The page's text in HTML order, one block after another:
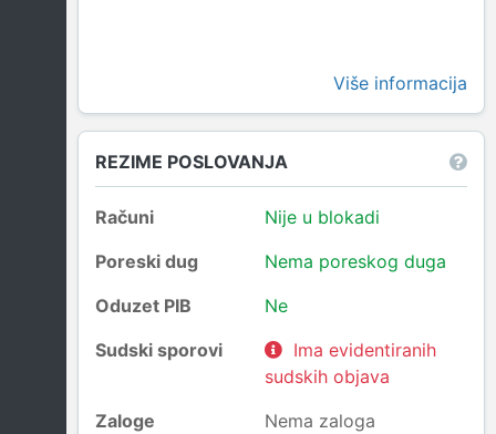
Više informacija
REZIME POSLOVANJA
Računi
Nije u blokadi
Poreski dug
Nema poreskog duga
Oduzet PIB
Ne
Sudski sporovi
Ima evidentiranih
sudskih objava
Zaloge
Nema zaloga